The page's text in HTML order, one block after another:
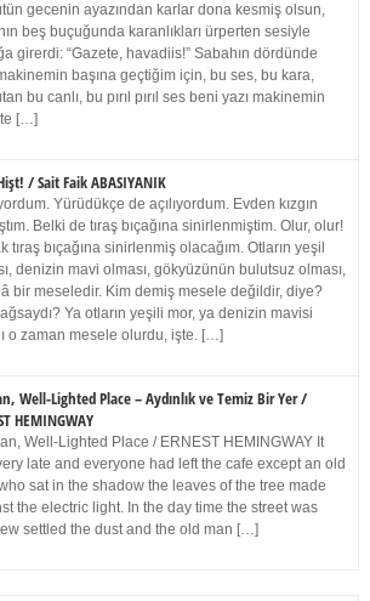
gecenin ayazından karlar dona kesmiş olsun,
beş buçuğunda karanlıkları ürperten sesiyle
girerdi: “Gazete, havadiis!” Sabahın dördünde
başına geçtiğim için, bu ses, bu kara,
bu canlı, bu pırıl pırıl ses beni yazı makinemin
[…]
/ Sait Faik ABASIYANIK
Yürüdükçe de açılıyordum. Evden kızgın
Belki de tıraş bıçağına sinirlenmiştim. Olur, olur!
tıraş bıçağına sinirlenmiş olacağım. Otların yeşil
denizin mavi olması, gökyüzünün bulutsuz olması,
bir meseledir. Kim demiş mesele değildir, diye?
Ya otların yeşili mor, ya denizin mavisi
o zaman mesele olurdu, işte. […]
Well-Lighted Place – Aydınlık ve Temiz Bir Yer /
HEMINGWAY
Well-Lighted Place / ERNEST HEMINGWAY It
late and everyone had left the cafe except an old
sat in the shadow the leaves of the tree made
the electric light. In the day time the street was
settled the dust and the old man […]